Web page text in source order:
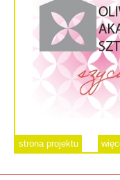
strona projektu